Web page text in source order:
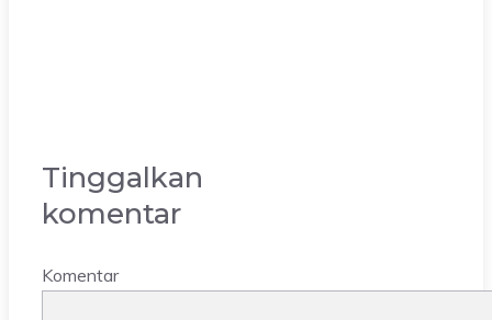
Tinggalkan
komentar
Komentar